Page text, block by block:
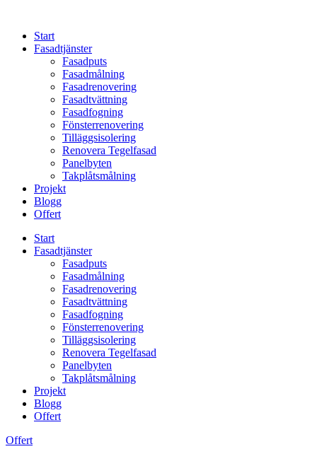
contentStart
Fasadtjänster
Fasadputs
Fasadmålning
Fasadrenovering
Fasadtvättning
Fasadfogning
Fönsterrenovering
Tilläggsisolering
Renovera Tegelfasad
Panelbyten
Takplåtsmålning
Projekt
Blogg
Offert
Start
Fasadtjänster
Fasadputs
Fasadmålning
Fasadrenovering
Fasadtvättning
Fasadfogning
Fönsterrenovering
Tilläggsisolering
Renovera Tegelfasad
Panelbyten
Takplåtsmålning
Projekt
Blogg
Offert
Offert